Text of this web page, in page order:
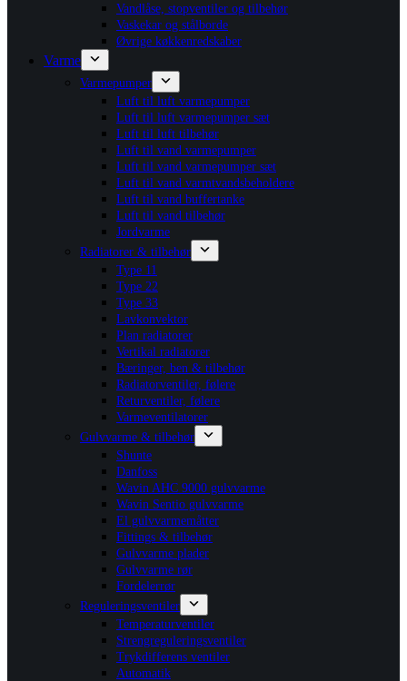
Vandlåse, stopventiler og tilbehør
Vaskekar og stålborde
Øvrige køkkenredskaber
Varme
Varmepumper
Luft til luft varmepumper
Luft til luft varmepumper sæt
Luft til luft tilbehør
Luft til vand varmepumper
Luft til vand varmepumper sæt
Luft til vand varmtvandsbeholdere
Luft til vand buffertanke
Luft til vand tilbehør
Jordvarme
Radiatorer & tilbehør
Type 11
Type 22
Type 33
Lavkonvektor
Plan radiatorer
Vertikal radiatorer
Bæringer, ben & tilbehør
Radiatorventiler, følere
Returventiler, følere
Varmeventilatorer
Gulvvarme & tilbehør
Shunte
Danfoss
Wavin AHC 9000 gulvvarme
Wavin Sentio gulvvarme
El gulvvarmemåtter
Fittings & tilbehør
Gulvvarme plader
Gulvvarme rør
Fordelerrør
Reguleringsventiler
Temperaturventiler
Strengreguleringsventiler
Trykdifferens ventiler
Automatik